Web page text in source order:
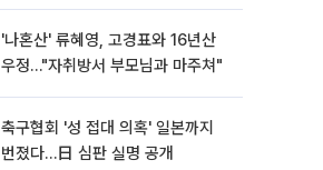
'나혼산' 류혜영, 고경표와 16년산
우정…"자취방서 부모님과 마주쳐"
축구협회 '성 접대 의혹' 일본까지
번졌다…日 심판 실명 공개